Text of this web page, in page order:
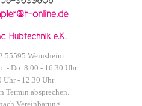
55595 Weinsheim
- Do. 8.00 - 16.30 Uhr
Uhr - 12.30 Uhr
Termin absprechen.
Vereinbarung